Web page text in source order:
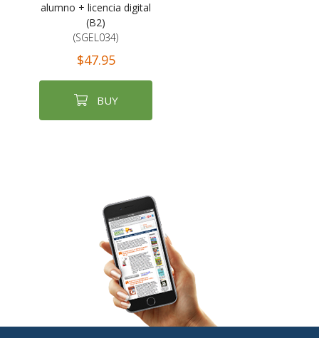
alumno + licencia digital
(B2)
(SGEL034)
$47.95
BUY